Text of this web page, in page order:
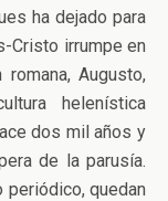
ha dejado para
Cristo irrumpe en
Augusto,
helenística
dos mil años y
de la parusía.
periódico, quedan